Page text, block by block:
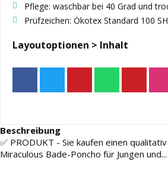
Pflege: waschbar bei 40 Grad und
Prüfzeichen: Ökotex Standard 100
Layoutoptionen > Inhalt
Beschreibung
✅ PRODUKT - Sie kaufen einen
Miraculous Bade-Poncho für Jungen und...